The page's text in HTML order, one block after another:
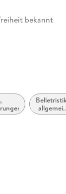
bekannt
und